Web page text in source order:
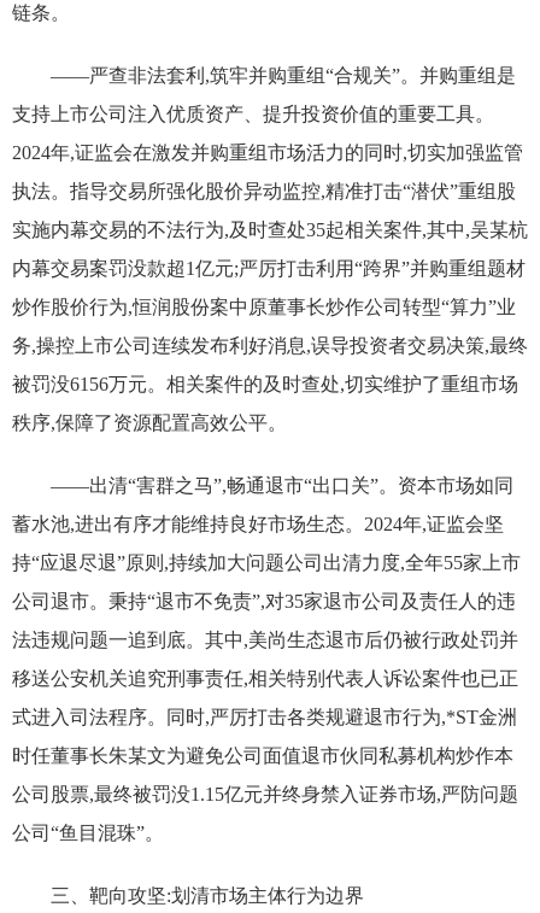
链条。
——严查非法套利,筑牢并购重组“合规关”。并购重组是
支持上市公司注入优质资产、提升投资价值的重要工具。
2024年,证监会在激发并购重组市场活力的同时,切实加强监管
执法。指导交易所强化股价异动监控,精准打击“潜伏”重组股
实施内幕交易的不法行为,及时查处35起相关案件,其中,吴某杭
内幕交易案罚没款超1亿元;严厉打击利用“跨界”并购重组题材
炒作股价行为,恒润股份案中原董事长炒作公司转型“算力”业
务,操控上市公司连续发布利好消息,误导投资者交易决策,最终
被罚没6156万元。相关案件的及时查处,切实维护了重组市场
秩序,保障了资源配置高效公平。
——出清“害群之马”,畅通退市“出口关”。资本市场如同
蓄水池,进出有序才能维持良好市场生态。2024年,证监会坚
持“应退尽退”原则,持续加大问题公司出清力度,全年55家上市
公司退市。秉持“退市不免责”,对35家退市公司及责任人的违
法违规问题一追到底。其中,美尚生态退市后仍被行政处罚并
移送公安机关追究刑事责任,相关特别代表人诉讼案件也已正
式进入司法程序。同时,严厉打击各类规避退市行为,*ST金洲
时任董事长朱某文为避免公司面值退市伙同私募机构炒作本
公司股票,最终被罚没1.15亿元并终身禁入证券市场,严防问题
公司“鱼目混珠”。
三、靶向攻坚:划清市场主体行为边界